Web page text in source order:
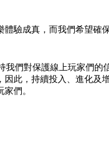
驗成真，而我們希望
們對保護線上玩家們
此，持續投入、進化及
們。